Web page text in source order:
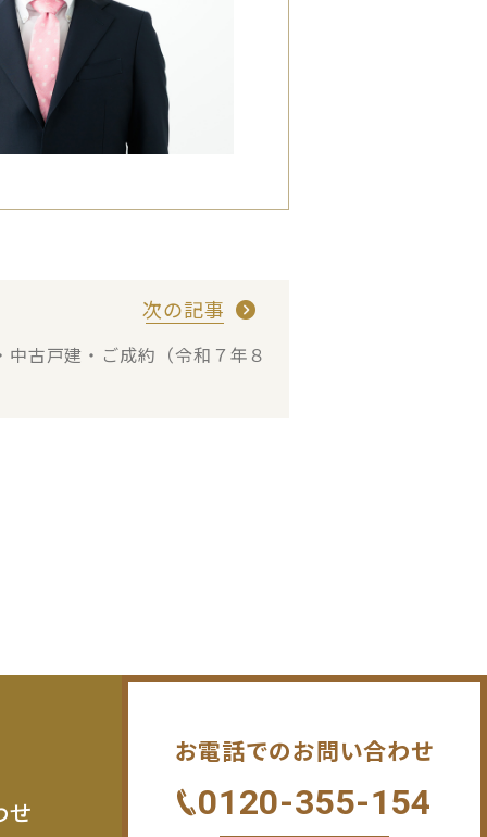
次の記事
古戸建・ご成約（令和７年８
せ
お電話でのお問い合わせ
0120-355-154